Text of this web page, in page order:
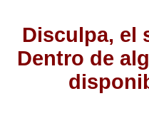
Disculpa, el
Dentro de